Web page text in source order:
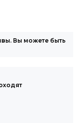
Вы можете быть